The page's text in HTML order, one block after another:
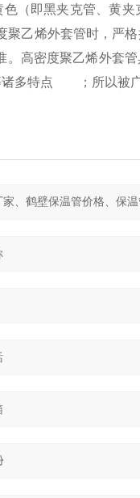
色（即黑夹克管、
乙烯外套管时，严
密度聚乙烯外套管
多特点 ；所以被广